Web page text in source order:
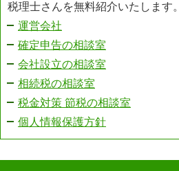
税理士さんを無料紹介いたします。
運営会社
確定申告の相談室
会社設立の相談室
相続税の相談室
税金対策 節税の相談室
個人情報保護方針